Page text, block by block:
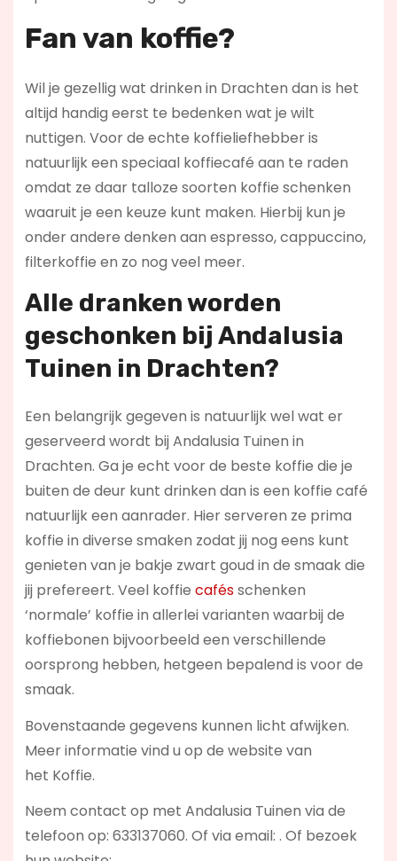
Fan van koffie?
Wil je gezellig wat drinken in Drachten dan is het
altijd handig eerst te bedenken wat je wilt
nuttigen. Voor de echte koffieliefhebber is
natuurlijk een speciaal koffiecafé aan te raden
omdat ze daar talloze soorten koffie schenken
waaruit je een keuze kunt maken. Hierbij kun je
onder andere denken aan espresso, cappuccino,
filterkoffie en zo nog veel meer.
Alle dranken worden
geschonken bij Andalusia
Tuinen in Drachten?
Een belangrijk gegeven is natuurlijk wel wat er
geserveerd wordt bij Andalusia Tuinen in
Drachten. Ga je echt voor de beste koffie die je
buiten de deur kunt drinken dan is een koffie café
natuurlijk een aanrader. Hier serveren ze prima
koffie in diverse smaken zodat jij nog eens kunt
genieten van je bakje zwart goud in de smaak die
jij prefereert. Veel koffie cafésschenken
‘normale’ koffie in allerlei varianten waarbij de
koffiebonen bijvoorbeeld een verschillende
oorsprong hebben, hetgeen bepalend is voor de
smaak.
Bovenstaande gegevens kunnen licht afwijken.
Meer informatie vind u op de website van
het Koffie.
Neem contact op met Andalusia Tuinen via de
telefoon op: 633137060. Of via email: . Of bezoek